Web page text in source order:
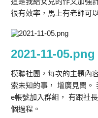
很有效率，馬上有老師可
2021-11-05.png
模聯社團，每次的主題內
索未知的事， 增廣見聞。
e帳號加入群組， 有跟社
個過程。